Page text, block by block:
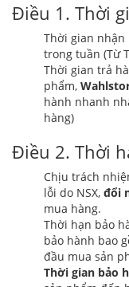
Điều 1. Thời
Thời gian nhận
trong tuần (Từ
Thời gian trả
phẩm,
hành nhanh
hàng)
Điều 2. Thời
Chịu trách
lỗi do NSX, đổi
mua hàng.
Thời hạn bảo
bảo hành bao
đầu mua sản
Thời gian bảo